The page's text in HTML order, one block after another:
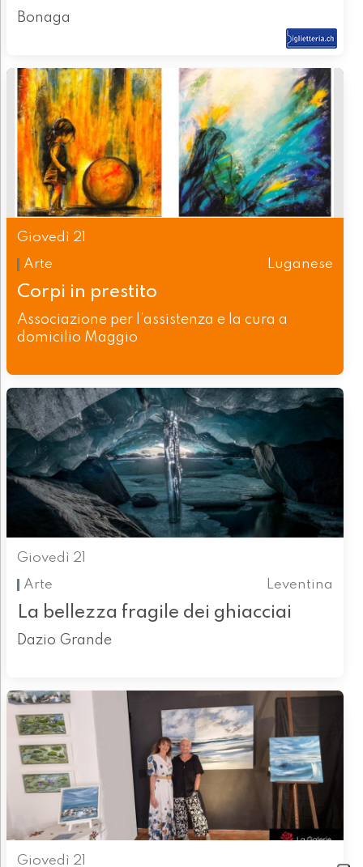
Bonaga
Giovedì 21
Arte
Luganese
Corpi in prestito
Associazione per l’assistenza e la cura a
domicilio Maggio
Giovedì 21
Arte
Leventina
La bellezza fragile dei ghiacciai
Dazio Grande
Giovedì 21